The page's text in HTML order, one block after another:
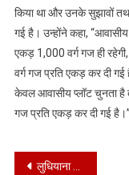
किया था और उनके सुझावों
गई है। उन्होंने कहा,
एकड़ 1,000 वर्ग गज ही
वर्ग गज प्रति एकड़ कर दी
केवल आवासीय प्लॉट चुनता है
गज प्रति एकड़ कर दी गई है।”
Post
लुधियाना में मानसून के दौरान लोगों की सुविधा के लिए 1700 सीसीटीवी कैमरों वाला ‘मानसून वॉर रूम’ स्थापित: हरजोत सिंह बैंस